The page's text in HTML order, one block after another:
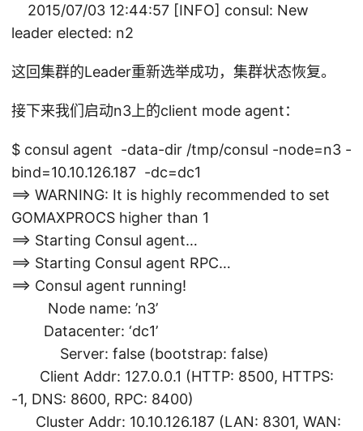
2015/07/03 12:44:57 [INFO] consul: New
leader elected: n2
这回集群的Leader重新选举成功，集群状态恢复。
接下来我们启动n3上的client mode agent：
$ consul agent -data-dir /tmp/consul -node=n3 -
bind=10.10.126.187 -dc=dc1
==> WARNING: It is highly recommended to set
GOMAXPROCS higher than 1
==> Starting Consul agent…
==> Starting Consul agent RPC…
==> Consul agent running!
Node name: ’n3’
Datacenter: ‘dc1’
Server: false (bootstrap: false)
Client Addr: 127.0.0.1 (HTTP: 8500, HTTPS:
-1, DNS: 8600, RPC: 8400)
Cluster Addr: 10.10.126.187 (LAN: 8301, WAN: